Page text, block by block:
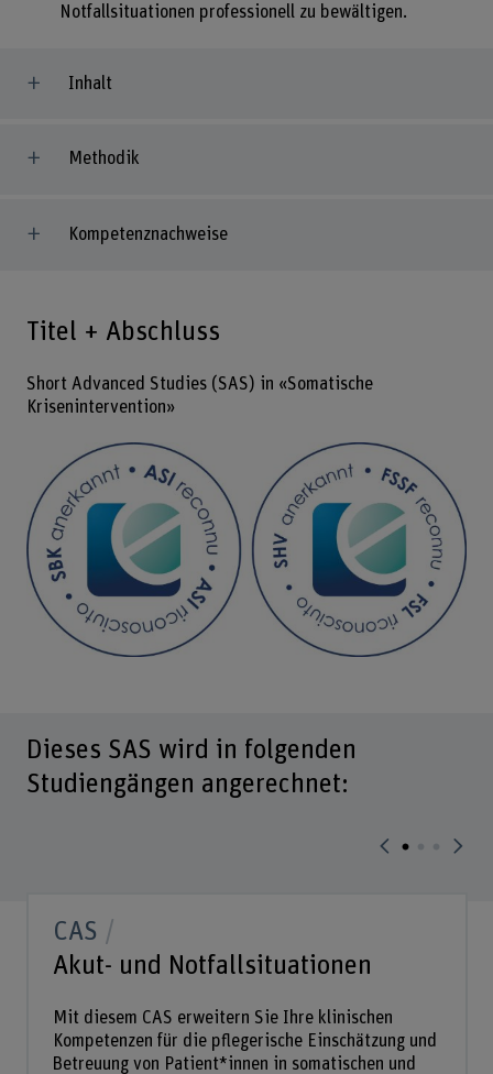
Notfallsituationen professionell zu bewältigen.
Inhalt
Methodik
Kompetenznachweise
Titel + Abschluss
Short Advanced Studies (SAS) in «Somatische
Krisenintervention»
Dieses SAS wird in folgenden
Studiengängen angerechnet:
CAS
Akut- und Notfallsituationen
Mit diesem CAS erweitern Sie Ihre klinischen
Kompetenzen für die pflegerische Einschätzung und
Betreuung von Patient*innen in somatischen und